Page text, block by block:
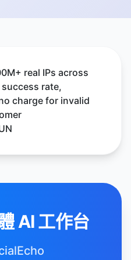
real IPs across
rate,
charge for invalid
AI 工作台